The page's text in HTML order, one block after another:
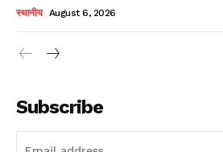
स्थानीय August 6, 2026
Subscribe